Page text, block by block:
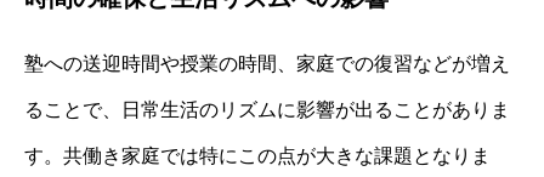
塾への送迎時間や授業の時間、家庭での復習などが増え
ることで、日常生活のリズムに影響が出ることがありま
す。共働き家庭では特にこの点が大きな課題となりま